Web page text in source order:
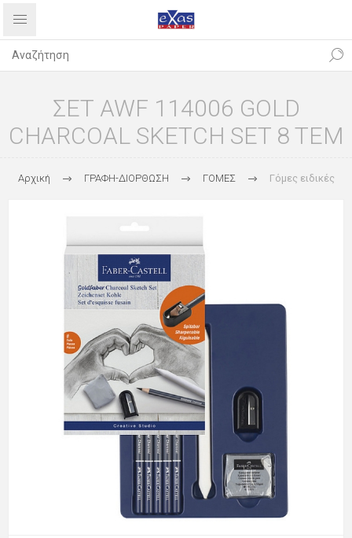
ΣΕΤ AWF 114006 GOLD
CHARCOAL SKETCH SET 8 TEM
Αρχική ΓΡΑΦΗ-ΔΙΟΡΘΩΣΗ ΓΟΜΕΣ Γόμες ειδικές